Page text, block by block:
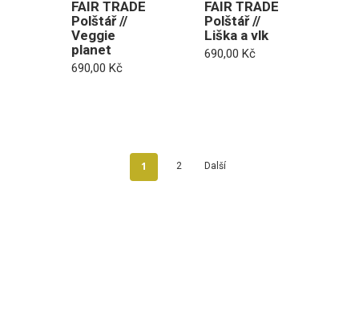
FAIR TRADE
Polštář //
Veggie
planet
690,00 Kč
FAIR TRADE
Polštář //
Liška a vlk
690,00Kč
1 2 Další